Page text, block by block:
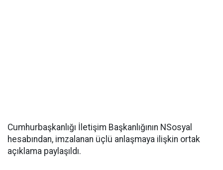
Cumhurbaşkanlığı İletişim Başkanlığının NSosyal
hesabından, imzalanan üçlü anlaşmaya ilişkin ortak
açıklama paylaşıldı.